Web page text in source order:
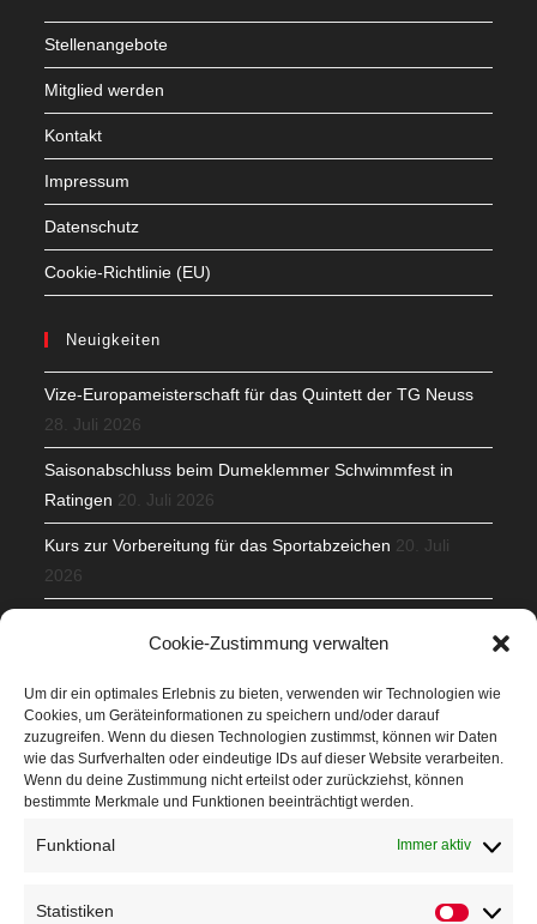
Cookie-Zustimmung verwalten
Um dir ein optimales Erlebnis zu bieten, verwenden wir Technologien wie
Cookies, um Geräteinformationen zu speichern und/oder darauf
zuzugreifen. Wenn du diesen Technologien zustimmst, können wir Daten
wie das Surfverhalten oder eindeutige IDs auf dieser Website verarbeiten.
Wenn du deine Zustimmung nicht erteilst oder zurückziehst, können
bestimmte Merkmale und Funktionen beeinträchtigt werden.
Funktional Immer aktiv
Statistiken
Stellenangebote
Mitglied werden
Kontakt
Impressum
Datenschutz
Cookie-Richtlinie (EU)
Neuigkeiten
Vize-Europameisterschaft für das Quintett der TG Neuss
28. Juli 2026
Saisonabschluss beim Dumeklemmer Schwimmfest in
Ratingen 20. Juli 2026
Kurs zur Vorbereitung für das Sportabzeichen 20. Juli
2026
Veranstaltungen
Höffner Run